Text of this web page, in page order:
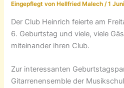
Eingepflegt von Hellfried Malech/1
Der Club Heinrich feierte am
6. Geburtstag und viele, viele
miteinander ihren Club.
Zur interessanten
Gitarrenensemble der